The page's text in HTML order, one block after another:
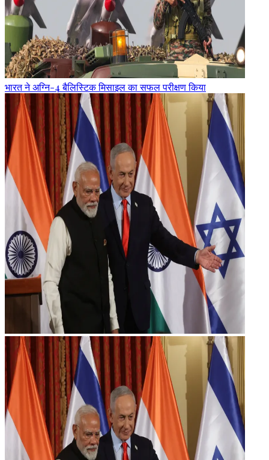
भारत ने अग्नि-4 बैलिस्टिक मिसाइल का सफल परीक्षण किया